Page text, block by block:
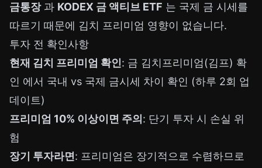
금통장과 KODEX 금 액티브 ETF 는 국제 금 시세를
따르기 때문에 김치 프리미엄 영향이 없습니다.
투자 전 확인사항
현재 김치 프리미엄 확인: 금 김치프리미엄(김프) 확
인 에서 국내 vs 국제 금시세 차이 확인 (하루 2회 업
데이트)
프리미엄 10% 이상이면 주의 : 단기 투자 시 손실 위
험
장기 투자라면: 프리미엄은 장기적으로 수렴하므로